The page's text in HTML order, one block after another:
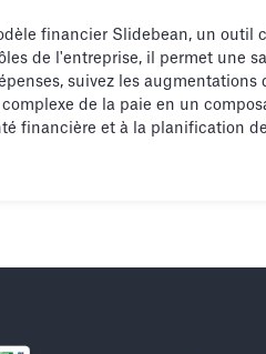
financier Slidebean, un outil
de l'entreprise, il permet une
suivez les
de la paie en un
financière et à la planification